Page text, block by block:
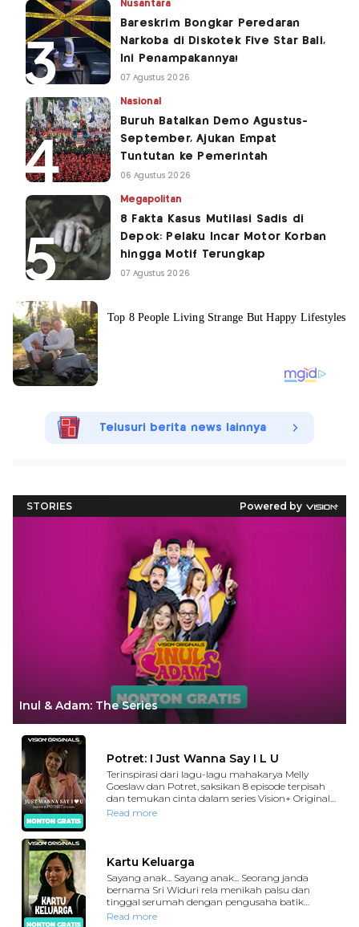
Nusantara
Bareskrim Bongkar Peredaran
Narkoba di Diskotek Five Star Bali,
Ini Penampakannya!
07 Agustus 2026
Nasional
Buruh Batalkan Demo Agustus-
September, Ajukan Empat
Tuntutan ke Pemerintah
06 Agustus 2026
Megapolitan
8 Fakta Kasus Mutilasi Sadis di
Depok: Pelaku Incar Motor Korban
hingga Motif Terungkap
07 Agustus 2026
Telusuri berita news lainnya